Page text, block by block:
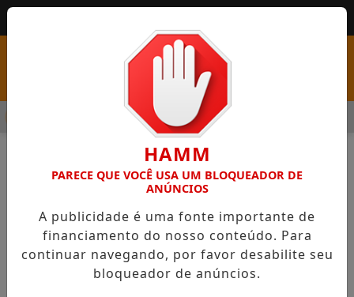
PSS COM VAGAS EM SEIS FUNÇÕES E SALÁRIOS QUE
NOTÍCIAS GERAL
Inep oferece declaração que permite
HAMM
PARECE QUE VOCÊ USA UM BLOQUEADOR DE
ANÚNCIOS
A publicidade é uma fonte importante de
financiamento do nosso conteúdo. Para
continuar navegando, por favor desabilite seu
bloqueador de anúncios.